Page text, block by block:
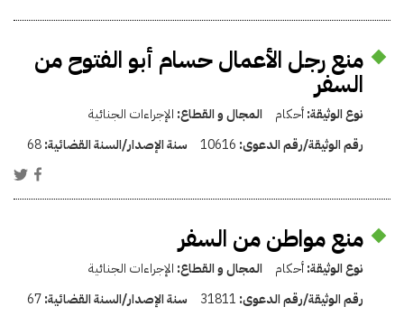
منع رجل الأعمال حسام أبو الفتوح من
السفر
نوع الوثيقة:أحكام المجال و القطاع: الإجراءات الجنائية
رقم الوثيقة/رقم الدعوى: 10616 سنة الإصدار/السنة القضائية:68
منع مواطن من السفر
نوع الوثيقة:أحكام المجال و القطاع: الإجراءات الجنائية
رقم الوثيقة/رقم الدعوى: 31811 سنة الإصدار/السنة القضائية:67